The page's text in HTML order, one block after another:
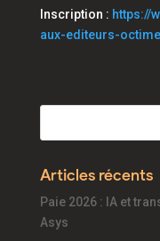
Inscription : https://
aux-editeurs-
Articles récents
Paie 2026 : IA et
Asys